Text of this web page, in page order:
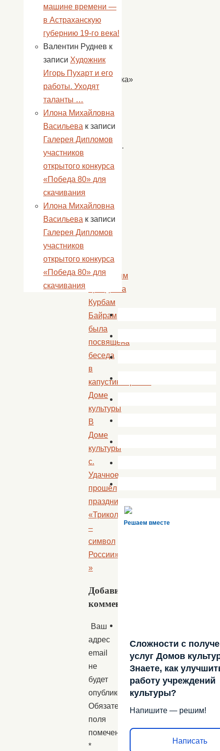
не
счесть,
у
каждого
своя
«изюминка»
есть
ребята
доказали.
Гуров
«
и
традициям
праздника
Курбам
Байрам
была
посвящена
беседа
в
капустиноярском
Доме
культуры
В
Доме
культуры
с.
Удачное
прошёл
праздник
«Триколор
–
символ
России»
»
Добавить
комментарий
Ваш
адрес
email
не
будет
опубликован.
Обязательные
поля
помечены
*
машине времени —
в Астраханскую
губернию 19-го века!
Валентин Руднев к
записи Художник
Игорь Пухарт и его
работы. Уходят
таланты …
Илона Михайловна
Васильева к записи
Галерея Дипломов
участников
открытого конкурса
«Победа 80» для
скачивания
Илона Михайловна
Васильева к записи
Галерея Дипломов
участников
открытого конкурса
«Победа 80» для
скачивания
Решаем вместе
Сложности с
услуг Домов
Знаете, как
работу учреждений
культуры?
Напишите — решим!
Написать